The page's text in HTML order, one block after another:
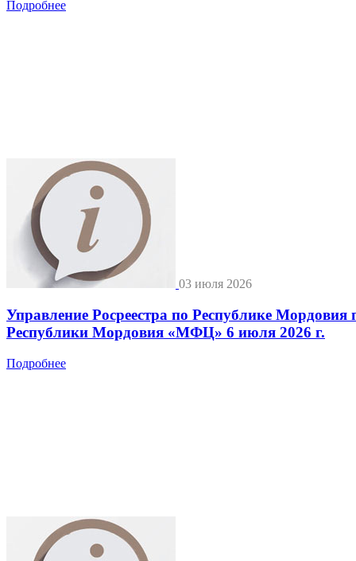
Подробнее
03 июля 2026
Управление Росреестра по Республике
Республики Мордовия «МФЦ» 6 июля 2026 г.
Подробнее